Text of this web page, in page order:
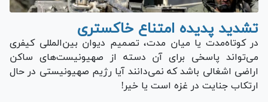
تشدید پدیده امتناع خاکستری
در کوتاه‌مدت یا میان مدت، تصمیم دیوان بین‌المللی کیفری
می‌تواند پاسخی برای آن دسته از صهیونیست‌های ساکن
اراضی اشغالی باشد که نمی‌دانند آیا رژیم صهیونیستی در حال
ارتکاب جنایت در غزه است یا خیر!